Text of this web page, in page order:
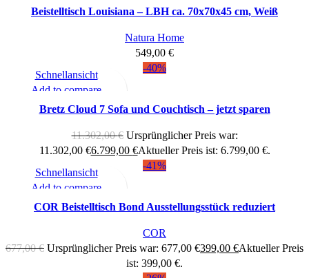
Add to compare
Beistelltisch Louisiana – LBH ca. 70x70x45 cm, Weiß
Natura Home
549,00 €
-40%
Schnellansicht
Add to compare
Zum Merkzettel hinzufügen
Bretz Cloud 7 Sofa und Couchtisch – jetzt sparen
11.302,00€ Ursprünglicher Preis war:
11.302,00 €6.799,00 €Aktueller Preis ist: 6.799,00 €.
-41%
Schnellansicht
Add to compare
Zum Merkzettel hinzufügen
COR Beistelltisch Bond Ausstellungsstück reduziert
COR
677,00€ Ursprünglicher Preis war: 677,00 €399,00 €Aktueller Preis
ist: 399,00 €.